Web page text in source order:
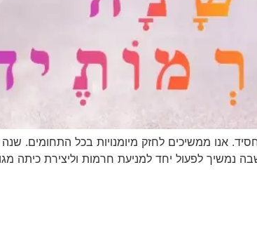
אנו ממשיכים לחזק מיומנויות בכל התחומים.
נמשיך לפעול יחד למניעת חרמות וליצירת כיתה